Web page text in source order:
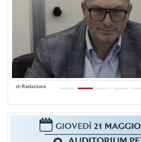
di Redazione